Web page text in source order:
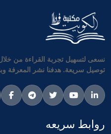
نسعى لتسهيل تجربة القراءة من
توصيل سريعة. هدفنا نشر المعرفة
روابط سريعه